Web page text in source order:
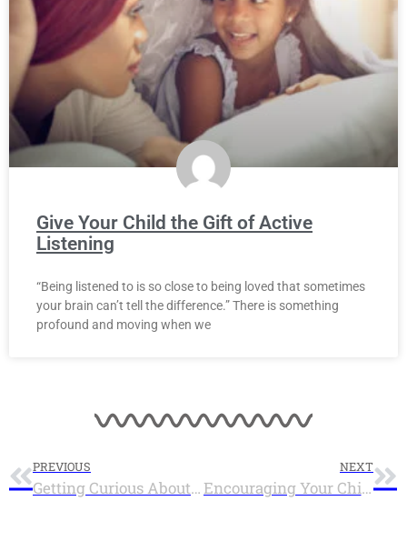
Give Your Child the Gift of Active
Listening
“Being listened to is so close to being loved that sometimes
your brain can’t tell the difference.” There is something
profound and moving when we
PREVIOUS
Getting Curious About Curiosity Can Make You Happier
NEXT
Encouraging Your Child to be Creative